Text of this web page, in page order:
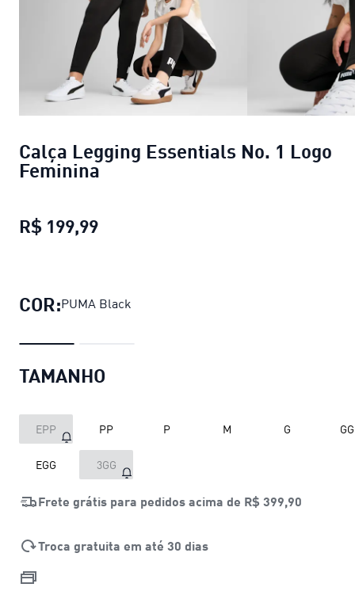
Calça Legging Essentials No. 1 Logo
Feminina
R$ 199,99
COR:PUMA Black
TAMANHO
EPP PP P M G GG
EGG 3GG
Frete grátis para pedidos acima de R$ 399,90
Troca gratuita em até 30 dias